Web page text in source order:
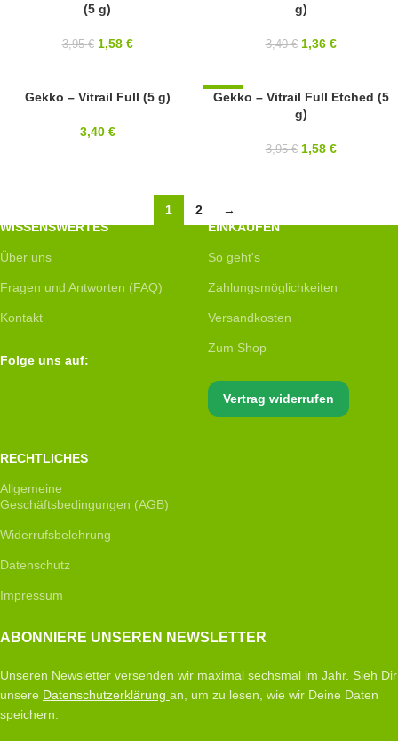
(5 g)
3,95€ 1,58 €
g)
3,40€ 1,36 €
3X5MM
Gekko – Vitrail Full (5 g)
3,40 €
-60%
Gekko – Vitrail Full Etched (5
g)
3,95€ 1,58 €
1 2
→
WISSENSWERTES
Über uns
Fragen und Antworten (FAQ)
Kontakt
Folge uns auf:
EINKAUFEN
So geht's
Zahlungsmöglichkeiten
Versandkosten
Zum Shop
Vertrag widerrufen
RECHTLICHES
Allgemeine
Geschäftsbedingungen (AGB)
Widerrufsbelehrung
Datenschutz
Impressum
ABONNIERE UNSEREN NEWSLETTER
Unseren Newsletter versenden wir maximal sechsmal im Jahr. Sieh Dir
unsere Datenschutzerklärung an, um zu lesen, wie wir Deine Daten
speichern.